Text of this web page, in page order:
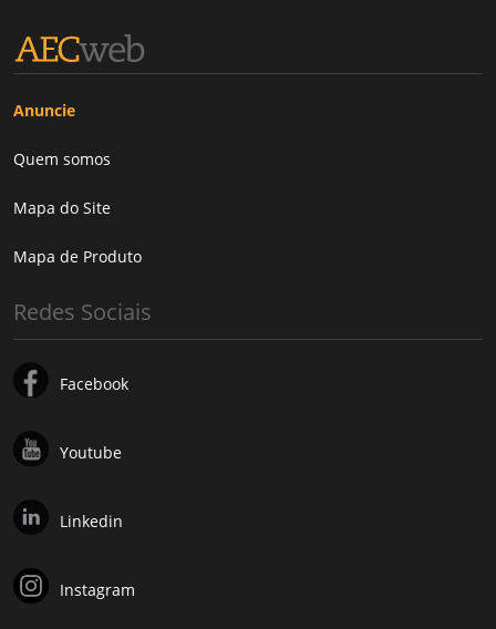
Anuncie
Quem somos
Mapa do Site
Mapa de Produto
Redes Sociais
Facebook
Youtube
Linkedin
Instagram